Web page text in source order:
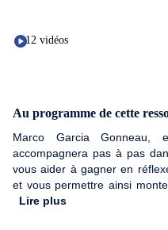
12 vidéos
Au programme de cette
Marco Garcia Gonneau,
accompagnera pas à pas
vous aider à gagner en
et vous permettre ainsi
NB : pour un entraînement
Lire plus